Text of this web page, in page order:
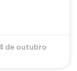
de outubro